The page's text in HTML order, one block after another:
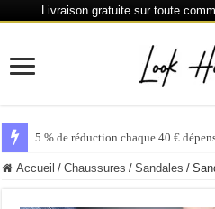
Livraison gratuite sur toute
5 % de réduction chaque 40 €
Accueil / Chaussures / Sandales /